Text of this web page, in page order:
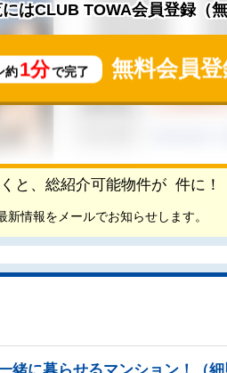
はCLUB TOWA会員登録（無
約1分で完了 無料会員登
と、総紹介可能物件が 件に！
情報をメールでお知らせします。